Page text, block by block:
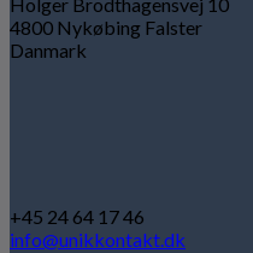
4800 Nykøbing Falster
Danmark
+45 24 64 17 46
info@unikkontakt.dk